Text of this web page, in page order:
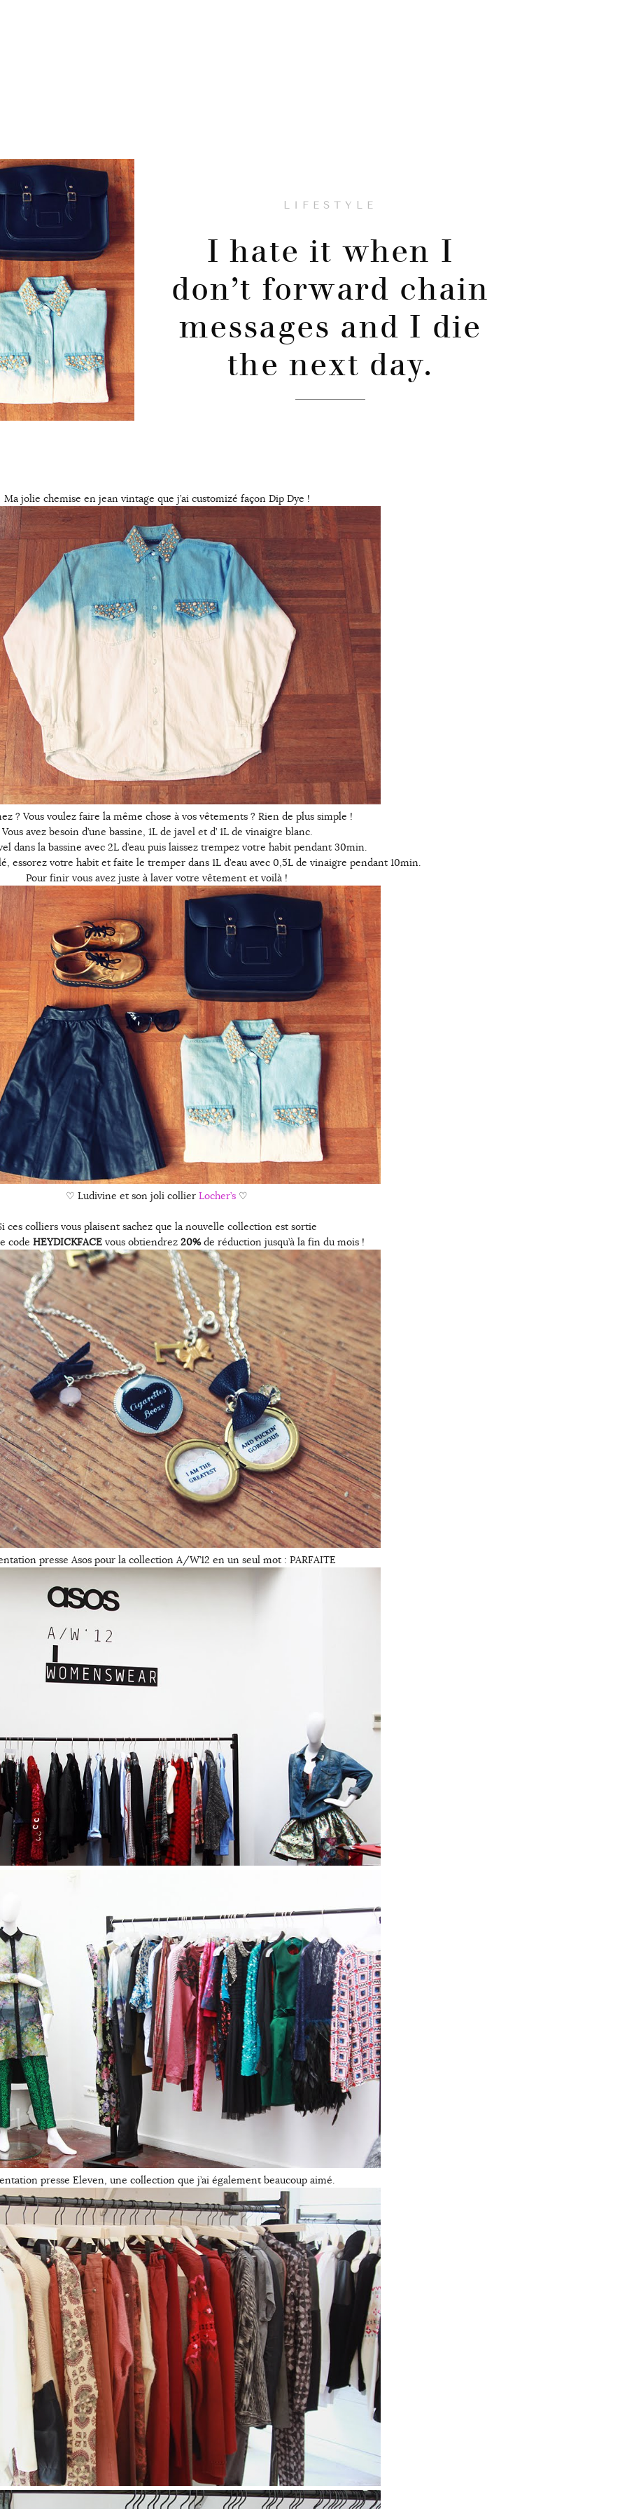
LIFESTYLE
I hate it when I
don’t forward chain
messages and I die
the next day.
Ma jolie chemise en jean vintage que j’ai customizé façon Dip Dye !
? Vous voulez faire la même chose à vos vêtements ? Rien de plus simple !
Vous avez besoin d’une bassine, 1L de javel et d’ 1L de vinaigre blanc.
dans la bassine avec 2L d’eau puis laissez trempez votre habit pendant 30min.
essorez votre habit et faite le tremper dans 1L d’eau avec 0,5L de vinaigre pendant 10min.
Pour finir vous avez juste à laver votre vêtement et voilà !
♡ Ludivine et son joli collier Locher’s ♡
ces colliers vous plaisent sachez que la nouvelle collection est sortie
code HEYDICKFACEvous obtiendrez 20%de réduction jusqu’à la fin du mois !
presse Asos pour la collection A/W’12 en un seul mot : PARFAITE
presse Eleven, une collection que j’ai également beaucoup aimé.